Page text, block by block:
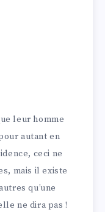
leur homme
autant en
ceci ne
mais il existe
qu’une
ne dira pas !